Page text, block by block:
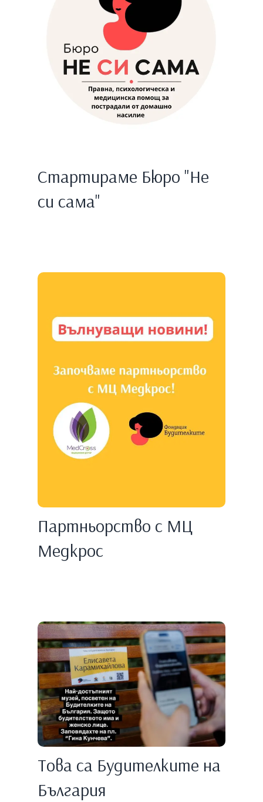
Стартираме Бюро "Не
си сама"
Партньорство с МЦ
Медкрос
Това са Будителките на
България